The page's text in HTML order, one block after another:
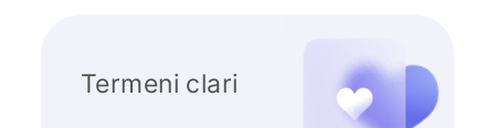
Termeni clari